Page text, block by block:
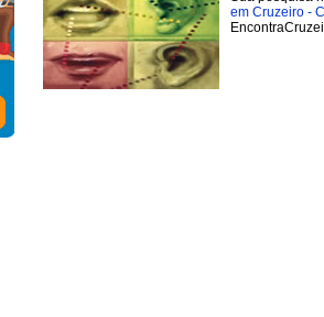
em Cruzeiro -